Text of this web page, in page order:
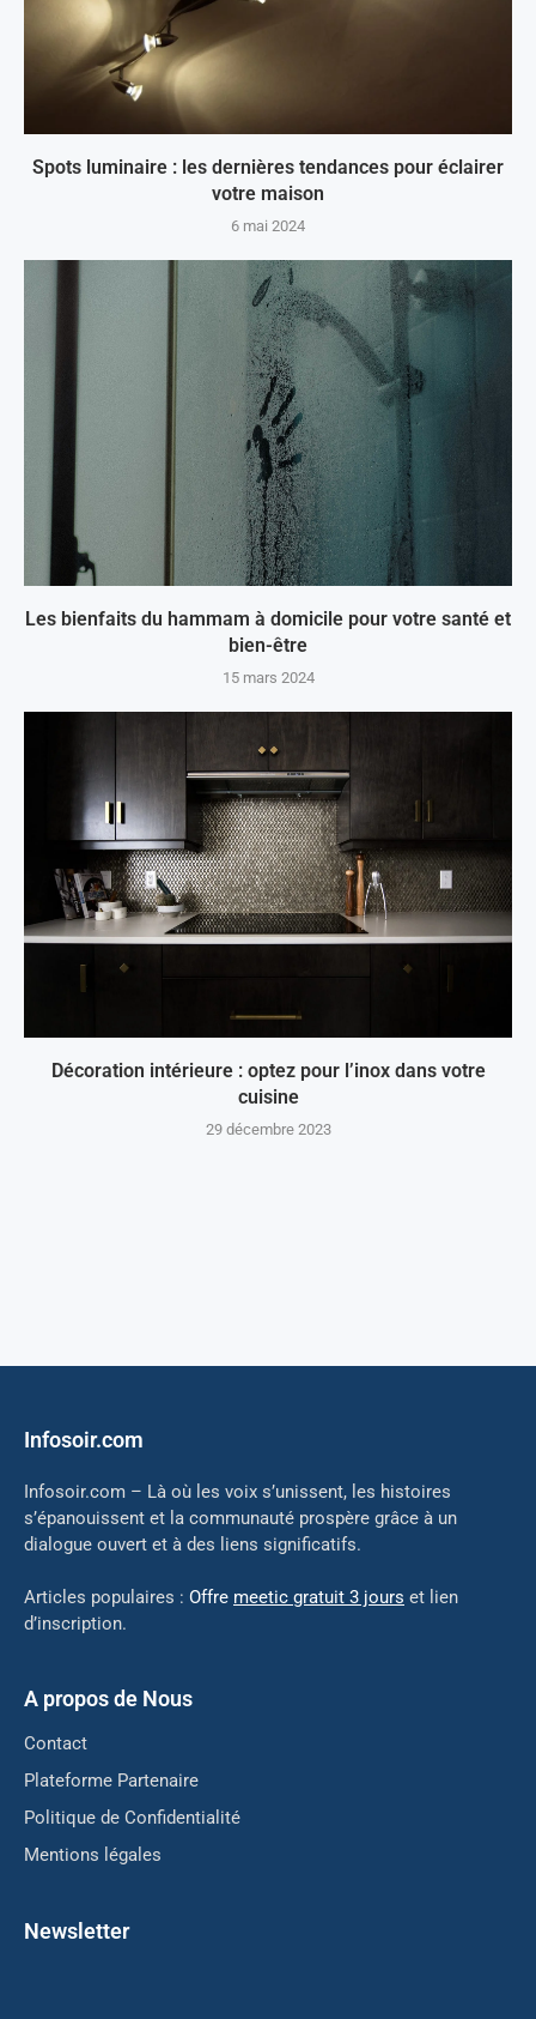
Spots luminaire : les dernières tendances pour éclairer
votre maison
6 mai 2024
Les bienfaits du hammam à domicile pour votre santé et
bien-être
15 mars 2024
Décoration intérieure : optez pour l’inox dans votre
cuisine
29 décembre 2023
Infosoir.com
Infosoir.com – Là où les voix s’unissent, les histoires
s’épanouissent et la communauté prospère grâce à un
dialogue ouvert et à des liens significatifs.
Articles populaires : Offre meetic gratuit 3 jours et lien
d’inscription.
A propos de Nous
Contact
Plateforme Partenaire
Politique de Confidentialité
Mentions légales
Newsletter